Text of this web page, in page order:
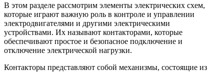
В этом разделе рассмотрим элементы электрических схем,
которые играют важную роль в контроле и управлении
электродвигателями и другими электрическими
устройствами. Их называют контакторами, которые
обеспечивают простое и безопасное подключение и
отключение электрической нагрузки.
Контакторы представляют собой механизмы, состоящие из